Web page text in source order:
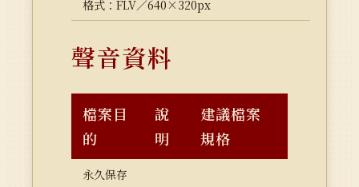
格式：FLV／640×320px
聲音資料
檔案目
的
說
明
建議檔案
規格
永久保存